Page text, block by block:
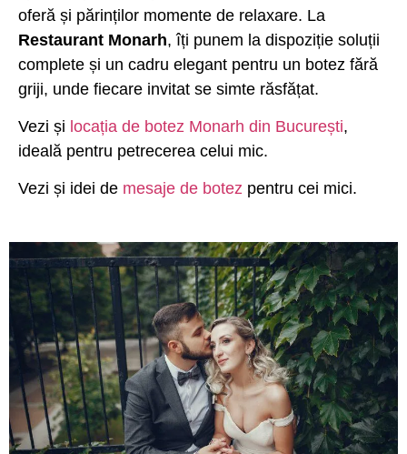
oferă și părinților momente de relaxare. La
Restaurant Monarh, îți punem la dispoziție soluții
complete și un cadru elegant pentru un botez fără
griji, unde fiecare invitat se simte răsfățat.
Vezi și locația de botez Monarh din București,
ideală pentru petrecerea celui mic.
Vezi și idei de mesaje de botez pentru cei mici.